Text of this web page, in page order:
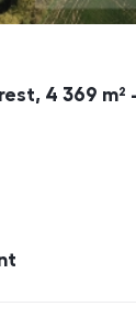
4 369 m²